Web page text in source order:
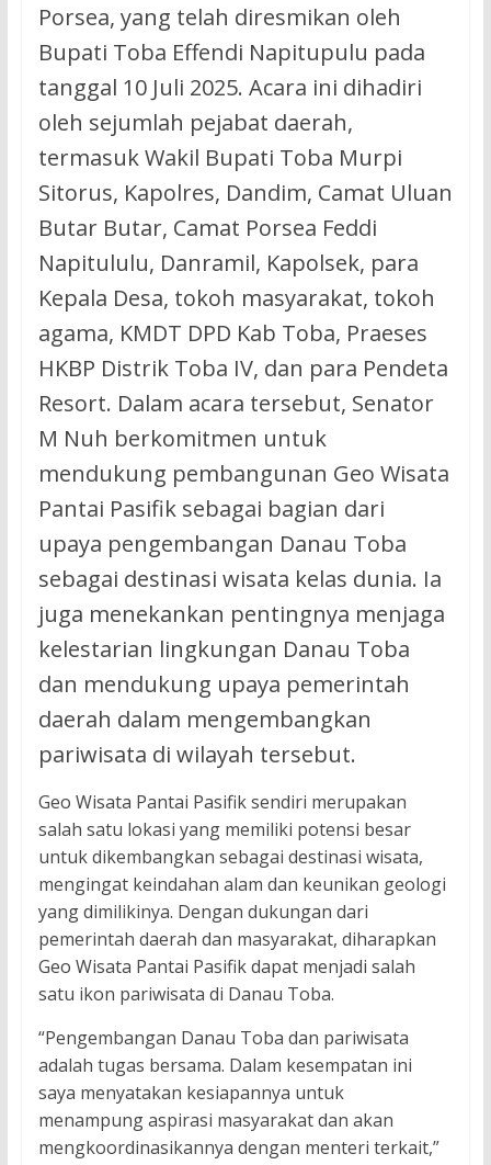
Porsea, yang telah diresmikan oleh
Bupati Toba Effendi Napitupulu pada
tanggal 10 Juli 2025. Acara ini dihadiri
oleh sejumlah pejabat daerah,
termasuk Wakil Bupati Toba Murpi
Sitorus, Kapolres, Dandim, Camat Uluan
Butar Butar, Camat Porsea Feddi
Napitululu, Danramil, Kapolsek, para
Kepala Desa, tokoh masyarakat, tokoh
agama, KMDT DPD Kab Toba, Praeses
HKBP Distrik Toba IV, dan para Pendeta
Resort. Dalam acara tersebut, Senator
M Nuh berkomitmen untuk
mendukung pembangunan Geo Wisata
Pantai Pasifik sebagai bagian dari
upaya pengembangan Danau Toba
sebagai destinasi wisata kelas dunia. Ia
juga menekankan pentingnya menjaga
kelestarian lingkungan Danau Toba
dan mendukung upaya pemerintah
daerah dalam mengembangkan
pariwisata di wilayah tersebut.
Geo Wisata Pantai Pasifik sendiri merupakan
salah satu lokasi yang memiliki potensi besar
untuk dikembangkan sebagai destinasi wisata,
mengingat keindahan alam dan keunikan geologi
yang dimilikinya. Dengan dukungan dari
pemerintah daerah dan masyarakat, diharapkan
Geo Wisata Pantai Pasifik dapat menjadi salah
satu ikon pariwisata di Danau Toba.
“Pengembangan Danau Toba dan pariwisata
adalah tugas bersama. Dalam kesempatan ini
saya menyatakan kesiapannya untuk
menampung aspirasi masyarakat dan akan
mengkoordinasikannya dengan menteri terkait,”